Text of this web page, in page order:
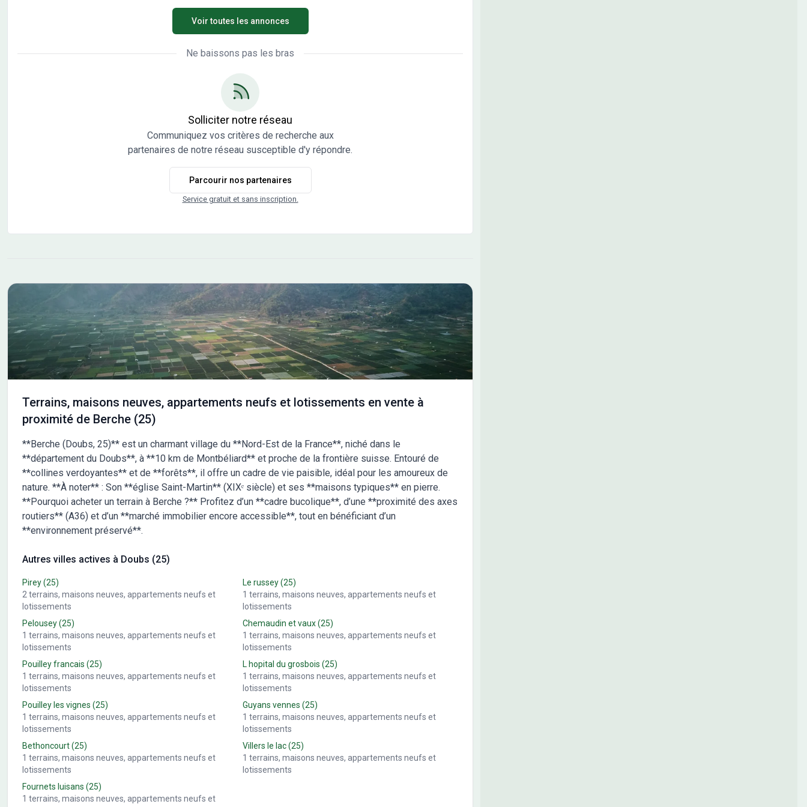
vendu viabilisé, libre de constructeurs et architectes.
Vente directe par l'aménageur, pas de commission
vendus viabilisés, libres de constructeurs et
architectes. Vente directe par l'aménageur, pas de
commission d'agence.
Voir toutes les annonces
Ne baissons pas les bras
Solliciter notre réseau
Communiquez vos critères de recherche aux
partenaires de notre réseau susceptible d'y répondre.
Parcourir nos partenaires
Service gratuit et sans inscription.
Terrains, maisons neuves, appartements neufs et lotissements en vente à
proximité de Berche (25)
**Berche (Doubs, 25)** est un charmant village du **Nord-Est de la France**, niché dans le
**département du Doubs**, à **10 km de Montbéliard** et proche de la frontière suisse. Entouré de
**collines verdoyantes** et de **forêts**, il offre un cadre de vie paisible, idéal pour les amoureux de
nature. **À noter** : Son **église Saint-Martin** (XIXᵉ siècle) et ses **maisons typiques** en pierre.
**Pourquoi acheter un terrain à Berche ?** Profitez d’un **cadre bucolique**, d’une **proximité des axes
routiers** (A36) et d’un **marché immobilier encore accessible**, tout en bénéficiant d’un
**environnement préservé**.
Autres villes actives à Doubs (25)
Pirey(25)
2 terrains, maisons neuves, appartements neufs et
lotissements
Le russey(25)
1 terrains, maisons neuves, appartements neufs et
lotissements
Pelousey(25)
1 terrains, maisons neuves, appartements neufs et
lotissements
Chemaudin et vaux(25)
1 terrains, maisons neuves, appartements neufs et
lotissements
Pouilley francais (25)
1 terrains, maisons neuves, appartements neufs et
lotissements
L hopital du grosbois (25)
1 terrains, maisons neuves, appartements neufs et
lotissements
Pouilley les vignes (25)
1 terrains, maisons neuves, appartements neufs et
lotissements
Guyans vennes (25)
1 terrains, maisons neuves, appartements neufs et
lotissements
Bethoncourt(25)
1 terrains, maisons neuves, appartements neufs et
lotissements
Villers le lac(25)
1 terrains, maisons neuves, appartements neufs et
lotissements
Fournets luisans (25)
1 terrains, maisons neuves, appartements neufs et